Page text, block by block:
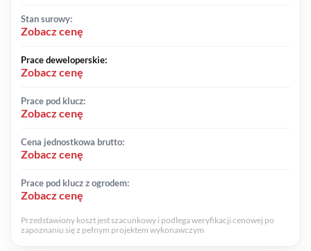
Stan surowy:
Zobacz cenę
Prace deweloperskie:
Zobacz cenę
Prace pod klucz:
Zobacz cenę
Cena jednostkowa brutto:
Zobacz cenę
Prace pod klucz z ogrodem:
Zobacz cenę
Przedstawiony koszt jest szacunkowy i podlega weryfikacji cenowej po
zapoznaniu się z pełnym projektem wykonawczym